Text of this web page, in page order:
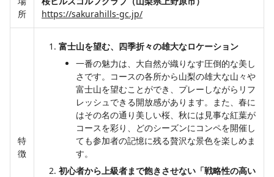
所
https://sakurahills-gc.jp/
特
徴
富士山を望む、四季折々の雄大なロケーション
一番の魅力は、大自然が織りなす圧倒的な美し
さです。コースの各所から山梨の雄大な山々や
富士山を望むことができ、プレーしながらリフ
レッシュできる開放感があります。また、春に
はその名の通り美しい桜、秋には見事な紅葉が
コースを彩り、どのシーズンにコンペを開催し
ても参加者の記憶に残る贅沢な景色を楽しめま
す。
初心者から上級者まで飽きさせない「戦略性の高い